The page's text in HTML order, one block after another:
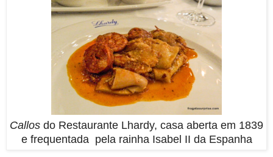
Callos do Restaurante Lhardy, casa aberta em 1839
e frequentada pela rainha Isabel II da Espanha